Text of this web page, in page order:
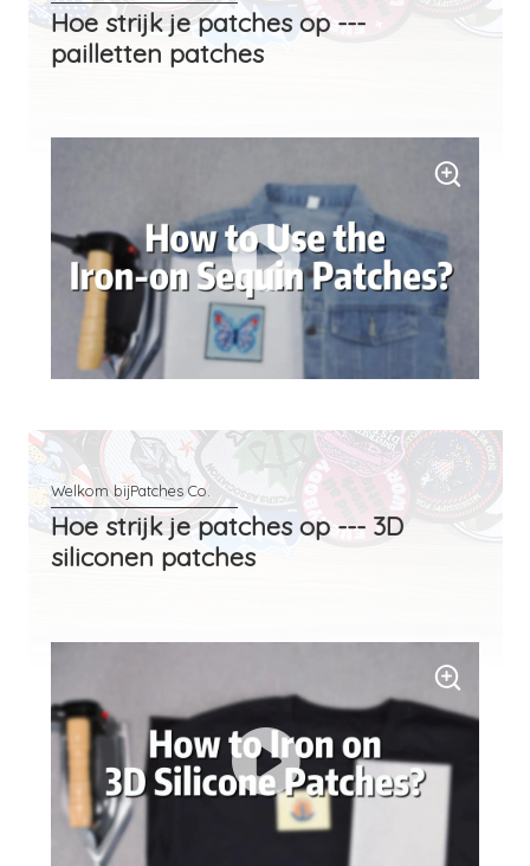
Hoe strijk je patches op ---
pailletten patches
Hoe strijk je patches op --- 3D
siliconen patches